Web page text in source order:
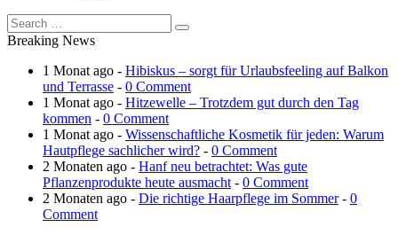
Breaking News
1 Monat ago - Hibiskus – sorgt für Urlaubsfeeling auf Balkon
und Terrasse - 0 Comment
1 Monat ago - Hitzewelle – Trotzdem gut durch den Tag
kommen - 0 Comment
1 Monat ago - Wissenschaftliche Kosmetik für jeden: Warum
Hautpflege sachlicher wird? - 0 Comment
2 Monaten ago - Hanf neu betrachtet: Was gute
Pflanzenprodukte heute ausmacht - 0 Comment
2 Monaten ago - Die richtige Haarpflege im Sommer- 0
Comment